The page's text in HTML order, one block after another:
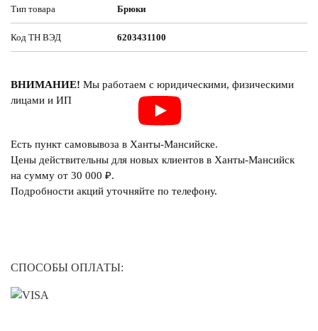
Тип товара Брюки
Код ТН ВЭД 6203431100
ВНИМАНИЕ! Мы работаем с юридическими, физическими
лицами и ИП
Есть пункт самовывоза в Ханты-Мансийске.
Цены действительны для новых клиентов в Ханты-Мансийск
на сумму от 30 000 ₽.
Подробности акций уточняйте по телефону.
СПОСОБЫ ОПЛАТЫ: